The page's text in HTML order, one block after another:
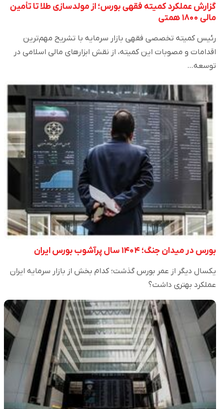
گزارش عملکرد کمیته فقهی بورس؛ از مولدسازی طلا تا تأمین
مالی ۱۸۰۰ همتی
رئیس کمیته تخصصی فقهی بازار سرمایه با تشریح مهم‌ترین
اقدامات و مصوبات این کمیته، از نقش ابزارهای مالی اسلامی در
توسعه…
بورس در میدان جنگ؛ ۱۴۰۴ سال پرآشوب بورس ایران
یکسال دیگر از عمر بورس گذشت؛ کدام بخش از بازار سرمایه ایران
عملکرد بهتری داشت؟